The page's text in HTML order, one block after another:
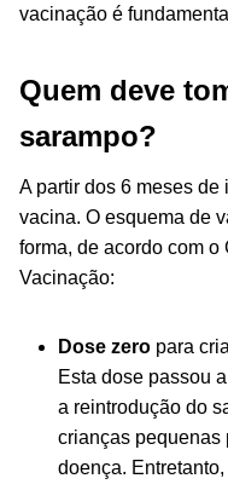
vacinação é
Quem deve
sarampo?
A partir dos 6 meses de
vacina. O esquema de
forma, de acordo com
Vacinação:
Dose zero para
Esta dose passou
a reintrodução do
crianças pequenas
doença.